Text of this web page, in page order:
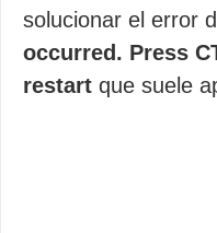
solucionar el error
occurred. Press
restart que suele